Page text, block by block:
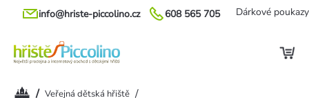
Přejít
608 565 705
info@hriste-piccolino.cz Dárkové poukazy
Domů/ Veřejná dětská hřiště /